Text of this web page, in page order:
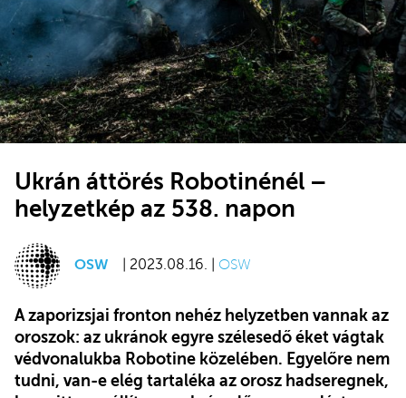
Ukrán áttörés Robotinénél –
helyzetkép az 538. napon
OSW | 2023.08.16. | OSW
A zaporizsjai fronton nehéz helyzetben vannak az
oroszok: az ukránok egyre szélesedő éket vágtak
védvonalukba Robotine közelében. Egyelőre nem
tudni, van-e elég tartaléka az orosz hadseregnek,